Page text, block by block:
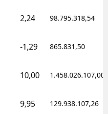
2,24 98.795.318,54
-1,29 865.831,50
10,00 1.458.026.107,00
9,95 129.938.107,26